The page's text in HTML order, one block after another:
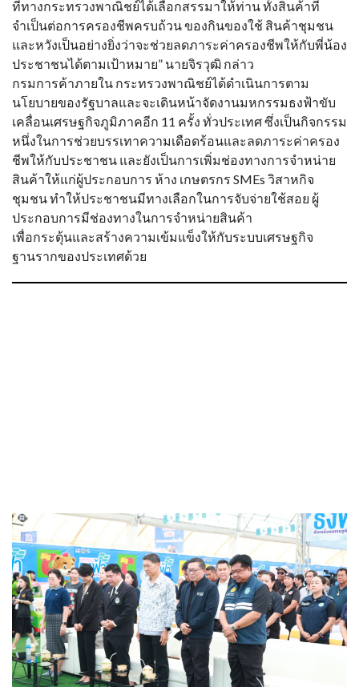
ที่ทางกระทรวงพาณิชย์ได้เลือกสรรมาให้ท่าน ทั้งสินค้าที่
จำเป็นต่อการครองชีพครบถ้วน ของกินของใช้ สินค้าชุมชน
และหวังเป็นอย่างยิ่งว่าจะช่วยลดภาระค่าครองชีพให้กับพี่น้อง
ประชาชนได้ตามเป้าหมาย” นายจิรวุฒิ กล่าว
กรมการค้าภายใน กระทรวงพาณิชย์ได้ดำเนินการตาม
นโยบายของรัฐบาลและจะเดินหน้าจัดงานมหกรรมธงฟ้าขับ
เคลื่อนเศรษฐกิจภูมิภาคอีก 11 ครั้ง ทั่วประเทศ ซึ่งเป็นกิจกรรม
หนึ่งในการช่วยบรรเทาความเดือดร้อนและลดภาระค่าครอง
ชีพให้กับประชาชน และยังเป็นการเพิ่มช่องทางการจำหน่าย
สินค้าให้แก่ผู้ประกอบการ ห้าง เกษตรกร SMEs วิสาหกิจ
ชุมชน ทำให้ประชาชนมีทางเลือกในการจับจ่ายใช้สอย ผู้
ประกอบการมีช่องทางในการจำหน่ายสินค้า
เพื่อกระตุ้นและสร้างความเข้มแข็งให้กับระบบเศรษฐกิจ
ฐานรากของประเทศด้วย